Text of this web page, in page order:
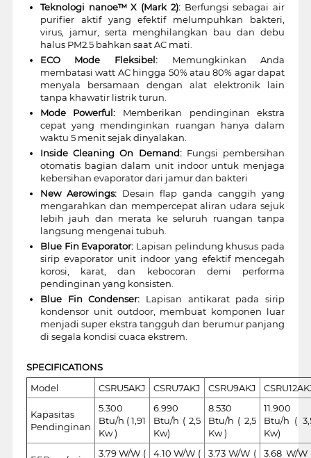
Teknologi nanoe™ X (Mark 2):Berfungsi sebagai air
purifier aktif yang efektif melumpuhkan bakteri,
virus, jamur, serta menghilangkan bau dan debu
halus PM2.5 bahkan saat AC mati.
ECO Mode Fleksibel: Memungkinkan Anda
membatasi watt AC hingga 50% atau 80% agar dapat
menyala bersamaan dengan alat elektronik lain
tanpa khawatir listrik turun.
Mode Powerful: Memberikan pendinginan ekstra
cepat yang mendinginkan ruangan hanya dalam
waktu 5 menit sejak dinyalakan.
Inside Cleaning On Demand:Fungsi pembersihan
otomatis bagian dalam unit indoor untuk menjaga
kebersihan evaporator dari jamur dan bakteri
New Aerowings:Desain flap ganda canggih yang
mengarahkan dan mempercepat aliran udara sejuk
lebih jauh dan merata ke seluruh ruangan tanpa
langsung mengenai tubuh.
Blue Fin Evaporator: Lapisan pelindung khusus pada
sirip evaporator unit indoor yang efektif mencegah
korosi, karat, dan kebocoran demi performa
pendinginan yang konsisten.
Blue Fin Condenser: Lapisan antikarat pada sirip
kondensor unit outdoor, membuat komponen luar
menjadi super ekstra tangguh dan berumur panjang
di segala kondisi cuaca ekstrem.
SPECIFICATIONS
Model
CSRU5AKJ CSRU7AKJ CSRU9AKJ
Kapasitas
Pendinginan
5.300
Btu/h ( 1,91
Kw )
6.990
Btu/h ( 2,5
Kw)
8.530
Btu/h ( 2,5
Kw )
11.900
Btu/h (
Kw)
3.79 W/W ( 4.10 W/W ( 3.73 W/W ( 3.68 W/W